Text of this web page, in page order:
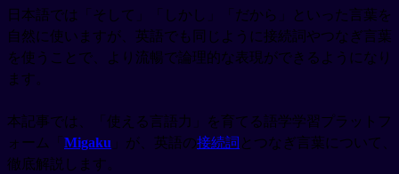
日本語では「そして」「しかし」「だから」といった言葉を
自然に使いますが、英語でも同じように接続詞やつなぎ言葉
を使うことで、より流暢で論理的な表現ができるようになり
ます。
本記事では、「使える言語力」を育てる語学学習プラットフ
ォーム「 Migaku 」が、英語の接続詞 とつなぎ言葉について、
徹底解説します。